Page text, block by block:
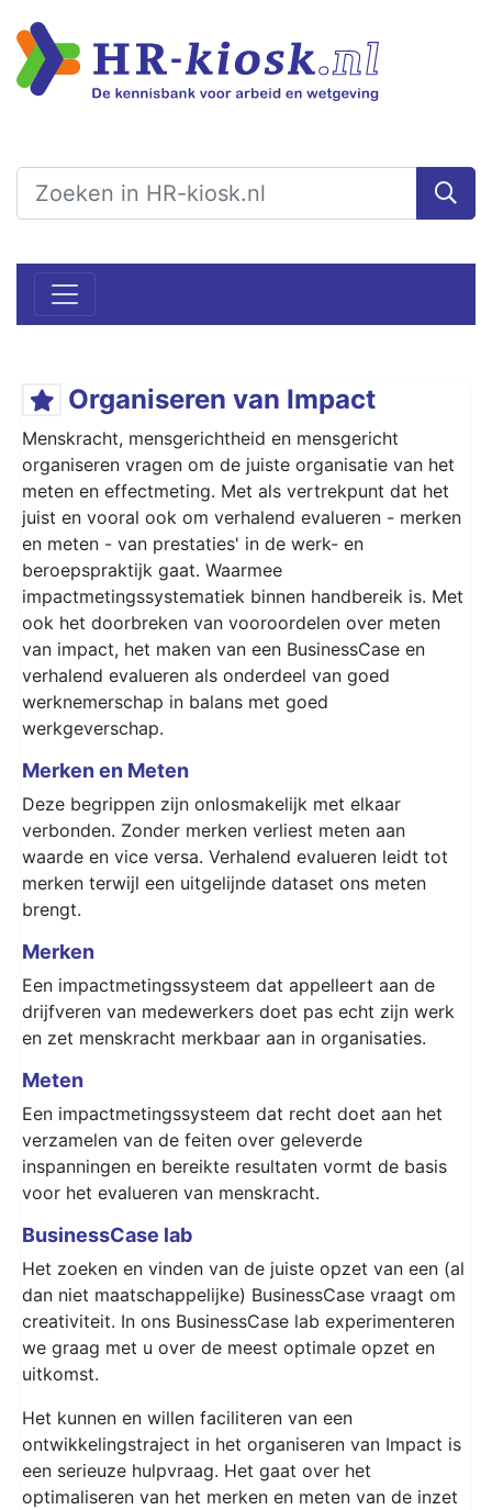
Organiseren van Impact
Menskracht, mensgerichtheid en mensgericht
organiseren vragen om de juiste organisatie van het
meten en effectmeting. Met als vertrekpunt dat het
juist en vooral ook om verhalend evalueren - merken
en meten - van prestaties' in de werk- en
beroepspraktijk gaat. Waarmee
impactmetingssystematiek binnen handbereik is. Met
ook het doorbreken van vooroordelen over meten
van impact, het maken van een BusinessCase en
verhalend evalueren als onderdeel van goed
werknemerschap in balans met goed
werkgeverschap.
Merken en Meten
Deze begrippen zijn onlosmakelijk met elkaar
verbonden. Zonder merken verliest meten aan
waarde en vice versa. Verhalend evalueren leidt tot
merken terwijl een uitgelijnde dataset ons meten
brengt.
Merken
Een impactmetingssysteem dat appelleert aan de
drijfveren van medewerkers doet pas echt zijn werk
en zet menskracht merkbaar aan in organisaties.
Meten
Een impactmetingssysteem dat recht doet aan het
verzamelen van de feiten over geleverde
inspanningen en bereikte resultaten vormt de basis
voor het evalueren van menskracht.
BusinessCase lab
Het zoeken en vinden van de juiste opzet van een (al
dan niet maatschappelijke) BusinessCase vraagt om
creativiteit. In ons BusinessCase lab experimenteren
we graag met u over de meest optimale opzet en
uitkomst.
Het kunnen en willen faciliteren van een
ontwikkelingstraject in het organiseren van Impact is
een serieuze hulpvraag. Het gaat over het
optimaliseren van het merken en meten van de inzet